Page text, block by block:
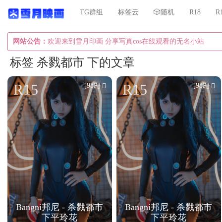
网站公告： 欢迎来到雪月印画 分享写真cos在线观看的无名小站
TG群组 标签云 🎲随机 R18
标签 杀戮都市 下的文章
Bangni邦尼 - 杀戮都市
下平玲花
R15 [98P]
Bangni邦尼 - 杀戮都市
下平玲花
R15 [98P]